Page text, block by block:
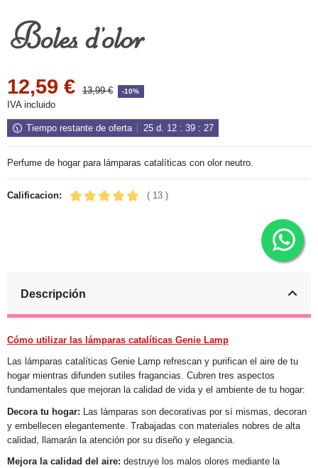
12,59 € 13,99 € -10%
IVA incluido
Tiempo restante de oferta 25d. 12: 39: 26
Perfume de hogar para lámparas catalíticas con olor neutro.
Calificacion: ( 13 )
Descripción
Cómo utilizar las lámparas catalíticas Genie Lamp
Las lámparas catalíticas Genie Lamp refrescan y purifican el aire de tu
hogar mientras difunden sutiles fragancias. Cubren tres aspectos
fundamentales que mejoran la calidad de vida y el ambiente de tu hogar:
Decora tu hogar: Las lámparas son decorativas por sí mismas, decoran
y embellecen elegantemente. Trabajadas con materiales nobres de alta
calidad, llamarán la atención por su diseño y elegancia.
Mejora la calidad del aire: destruye los malos olores mediante la